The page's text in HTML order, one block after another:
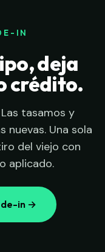
IN
deja
crédito.
tasamos y
nuevas. Una sola
del viejo con
aplicado.
in →